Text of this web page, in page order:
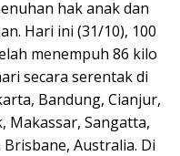
hak anak dan
Hari ini (31/10), 100
menempuh 86 kilo
secara serentak di
Bandung, Cianjur,
Makassar, Sangatta,
Australia. Di